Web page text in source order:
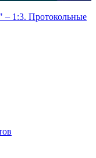
1:3. Протокольные